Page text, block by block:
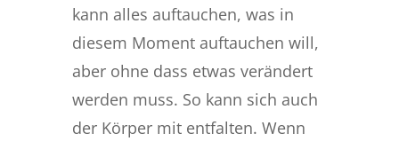
kann alles auftauchen, was in
diesem Moment auftauchen will,
aber ohne dass etwas verändert
werden muss. So kann sich auch
der Körper mit entfalten. Wenn